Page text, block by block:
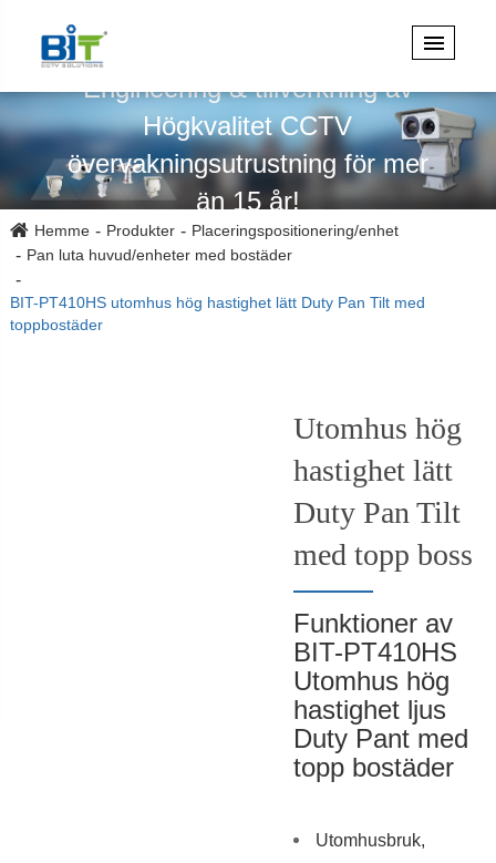
Engineering & tillverkning av
Högkvalitet CCTV
övervakningsutrustning för mer
än 15 år!
Hemme Produkter
Placeringspositionering/enhet
Pan luta huvud/enheter med bostäder
BIT-PT410HS utomhus hög hastighet lätt Duty Pan Tilt med
toppbostäder
Utomhus hög
hastighet lätt
Duty Pan Tilt
med topp boss
Funktioner av
BIT-PT410HS
Utomhus hög
hastighet ljus
Duty Pant med
topp bostäder
Utomhusbruk,